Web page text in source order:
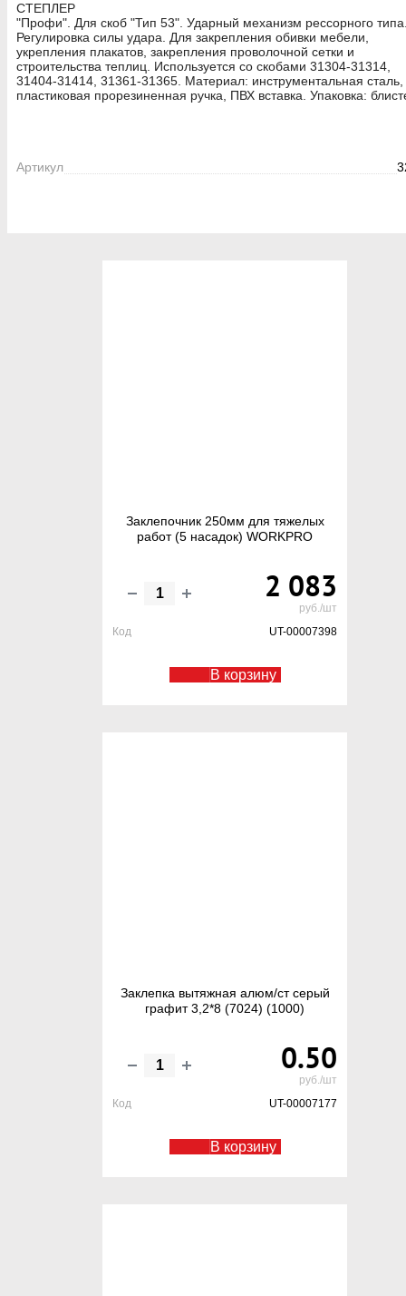
СТЕПЛЕР
"Профи". Для скоб "Тип 53". Ударный механизм рессорного
Регулировка силы удара. Для закрепления обивки мебели,
укрепления плакатов, закрепления проволочной сетки и
строительства теплиц. Используется со скобами 31304-31314,
31404-31414, 31361-31365. Материал: инструментальная сталь,
пластиковая прорезиненная ручка, ПВХ вставка. Упаковка:
Артикул
Заклепочник 250мм для тяжелых
работ (5 насадок) WORKPRO
2 083
руб./шт
Код
UT-00007398
В корзину
Заклепка вытяжная алюм/ст серый
графит 3,2*8 (7024) (1000)
0.50
руб./шт
Код
UT-00007177
В корзину